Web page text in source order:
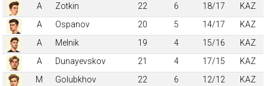
A
Zotkin 22 6 18/17
KAZ
A
Ospanov 20 5 14/17
KAZ
A
Melnik 19 4 15/16
KAZ
A
Dunayevskov 21 4 17/15
KAZ
M
Golubkhov 22 6 12/12
KAZ